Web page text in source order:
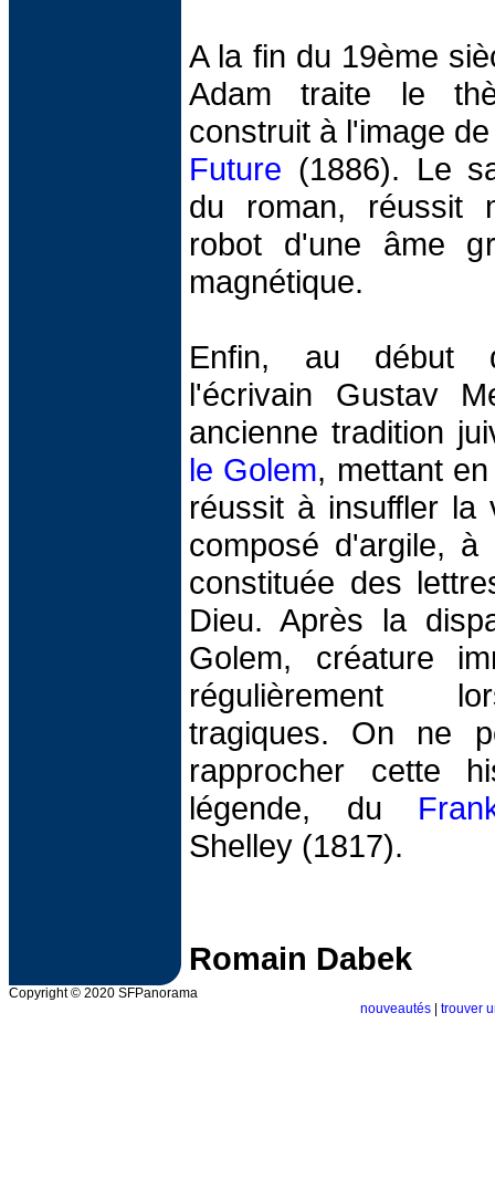
A la fin du 19ème
Adam traite le
construit à l'image
Future (1886). Le
du roman, réussit
robot d'une âme
magnétique.
Enfin, au début
l'écrivain Gustav
ancienne tradition
le Golem, mettant
réussit à insuffler la
composé d'argile,
constituée des
Dieu. Après la
Golem, créature
régulièrement
tragiques. On ne
rapprocher cette
légende, du
Shelley (1817).
Romain Dabek
Copyright © 2020 SFPanorama
nouveautés
trouver